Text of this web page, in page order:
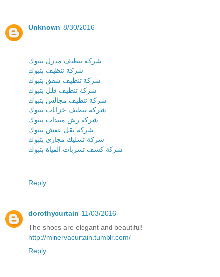
Unknown 8/30/2016
شركة تنظيف منازل بتبوك
شركة تنظيف بتبوك
شركة تنظيف شقق بتبوك
شركة تنظيف فلل بتبوك
شركة تنظيف مجالس بتبوك
شركة تنظيف خزانات بتبوك
شركة رش مبيدات بتبوك
شركة نقل عفش بتبوك
شركة تسليك مجاري بتبوك
شركة كشف تسربات المياة بتبوك
Reply
dorothycurtain 11/03/2016
The shoes are elegant and beautiful!
http://minervacurtain.tumblr.com/
Reply